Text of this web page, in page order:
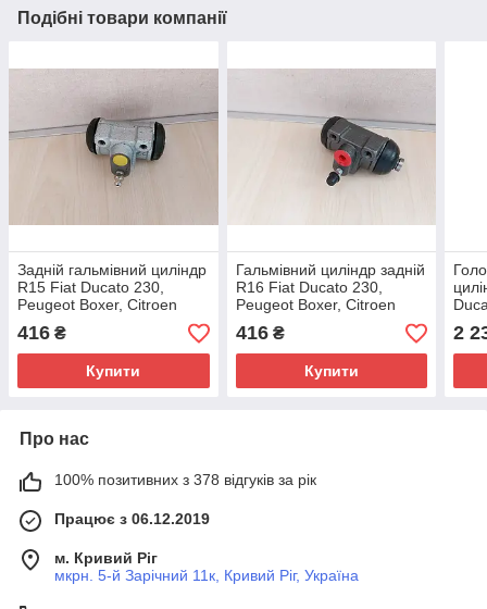
Подібні товари компанії
Задній гальмівний циліндр
R15 Fiat Ducato 230,
Peugeot Boxer, Citroen
4402A4, 9945891
416 ₴
Купити
Гальмівний циліндр задній
R16 Fiat Ducato 230,
Peugeot Boxer, Citroen
4402A5, 9945895
416₴
Купити
2
Про нас
100% позитивних з 378 відгуків за рік
Працює з 06.12.2019
м. Кривий Ріг
мкрн. 5-й Зарічний 11к, Кривий Ріг, Україна